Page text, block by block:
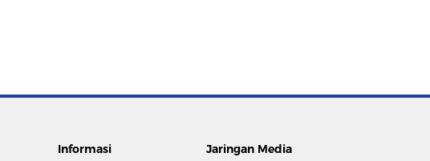
Informasi Jaringan Media